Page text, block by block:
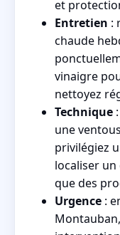
et
Entretien :
chaude
vinaigre
nettoyez
Technique
une
privilégiez
localiser
que des
Urgence :